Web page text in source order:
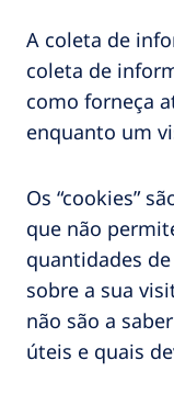
A coleta de
coleta de
como forneça
enquanto um
Os “cookies”
que não
quantidades
sobre a sua
não são a
úteis e quais